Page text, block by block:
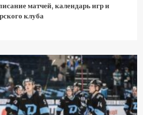
матчей, календарь игр и
клуба